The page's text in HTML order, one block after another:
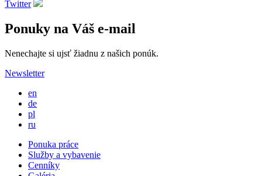
Twitter
Ponuky na Váš e-mail
Nenechajte si ujsť žiadnu z našich ponúk.
Newsletter
en
de
pl
ru
Ponuka práce
Služby a vybavenie
Cenníky